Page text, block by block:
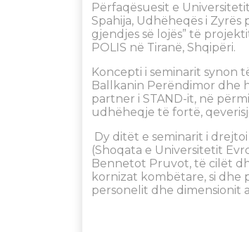
Përfaqësuesit e
Spahija, Udhëheqës i
gjendjes së lojës” të
POLIS në Tiranë, Shqipëri.
Koncepti i seminarit synon
Ballkanin Perëndimor dhe
partner i STAND-it, në
udhëheqje të fortë,
Dy ditët e seminarit i
(Shoqata e Universitetit
Bennetot Pruvot, të cilët
kornizat kombëtare, si dhe
personelit dhe dimensionit